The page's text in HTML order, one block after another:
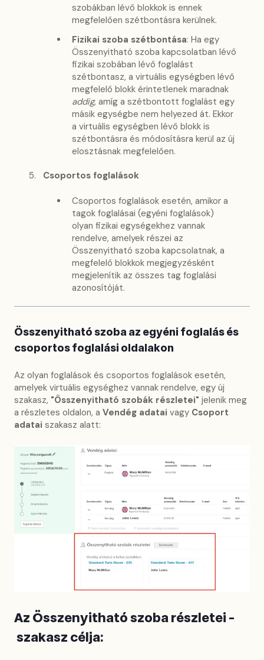
szobákban lévő blokkok is ennek
megfelelően szétbontásra kerülnek.
Fizikai szoba szétbontása: Ha egy
Összenyitható szoba kapcsolatban lévő
fizikai szobában lévő foglalást
szétbontasz, a virtuális egységben lévő
megfelelő blokk érintetlenek maradnak
addig, amíg a szétbontott foglalást egy
másik egységbe nem helyezed át. Ekkor
a virtuális egységben lévő blokk is
szétbontásra és módosításra kerül az új
elosztásnak megfelelően.
Csoportos foglalások
Csoportos foglalások esetén, amikor a
tagok foglalásai (egyéni foglalások)
olyan fizikai egységekhez vannak
rendelve, amelyek részei az
Összenyitható szoba kapcsolatnak, a
megfelelő blokkok megjegyzésként
megjelenítik az összes tag foglalási
azonosítóját.
Összenyitható szoba az egyéni foglalás és
csoportos foglalási oldalakon
Az olyan foglalások és csoportos foglalások esetén,
amelyek virtuális egységhez vannak rendelve, egy új
szakasz, "Összenyitható szobák részletei" jelenik meg
a részletes oldalon, a Vendég adatai vagy Csoport
adatai szakasz alatt:
Az Összenyitható szoba részletei -
szakasz célja: